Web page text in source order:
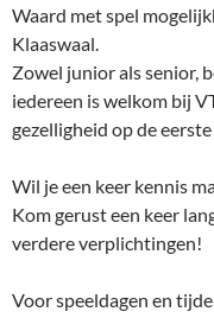
Waard met spel
Klaaswaal.
Zowel junior als senior,
iedereen is welkom bij
gezelligheid op de
Wil je een keer kennis
Kom gerust een keer
verdere verplichtingen!
Voor speeldagen en